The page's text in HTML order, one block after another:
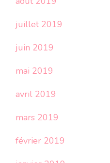
juillet 2019
juin 2019
mai 2019
avril 2019
mars 2019
février 2019